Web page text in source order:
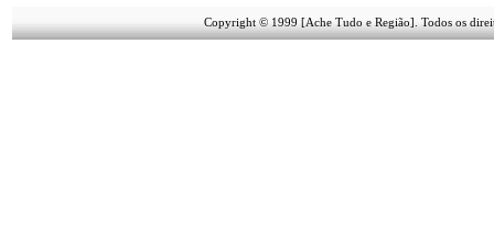
Copyright © 1999 [Ache Tudo e Região]. Todos os